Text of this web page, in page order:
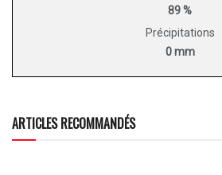
89 %
Précipitations
0 mm
ARTICLES RECOMMANDÉS